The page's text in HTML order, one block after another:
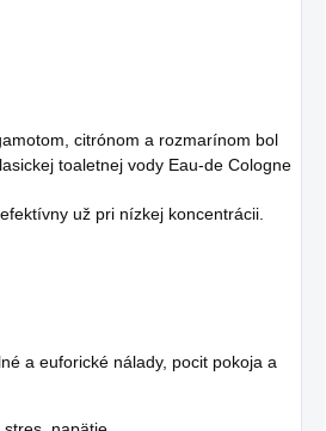
citrónom a rozmarínom bol
toaletnej vody Eau-de Cologne
už pri nízkej koncentrácii.
a euforické nálady, pocit pokoja a